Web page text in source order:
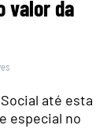
valor da
até esta
especial no